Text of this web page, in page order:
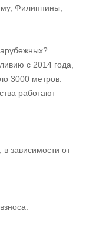
Филиппины,
с 2014 года,
3000 метров.
работают
зависимости от